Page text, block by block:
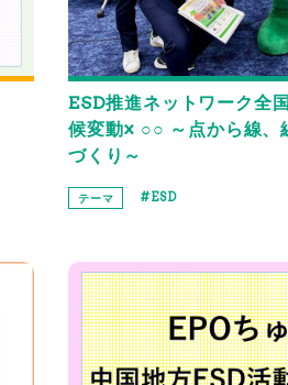
ESD推進ネットワーク
候変動× ○○ ～点から線、
づくり～
テーマ ESD